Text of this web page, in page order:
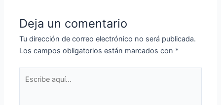
Deja un comentario
Tu dirección de correo electrónico no será publicada.
Los campos obligatorios están marcados con *
aquí...